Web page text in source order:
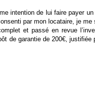
intention de lui faire payer un
par mon locataire, je me
et passé en revue
de garantie de 200€,